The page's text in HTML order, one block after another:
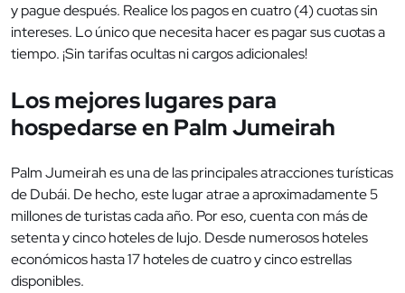
y pague después. Realice los pagos en cuatro (4) cuotas sin
intereses. Lo único que necesita hacer es pagar sus cuotas a
tiempo. ¡Sin tarifas ocultas ni cargos adicionales!
Los mejores lugares para
hospedarse en Palm Jumeirah
Palm Jumeirah es una de las principales atracciones turísticas
de Dubái. De hecho, este lugar atrae a aproximadamente 5
millones de turistas cada año. Por eso, cuenta con más de
setenta y cinco hoteles de lujo. Desde numerosos hoteles
económicos hasta 17 hoteles de cuatro y cinco estrellas
disponibles.